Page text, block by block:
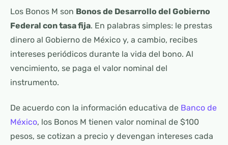
Los Bonos M son Bonos de Desarrollo del Gobierno
Federal con tasa fija. En palabras simples: le prestas
dinero al Gobierno de México y, a cambio, recibes
intereses periódicos durante la vida del bono. Al
vencimiento, se paga el valor nominal del
instrumento.
De acuerdo con la información educativa de Banco de
México, los Bonos M tienen valor nominal de $100
pesos, se cotizan a precio y devengan intereses cada